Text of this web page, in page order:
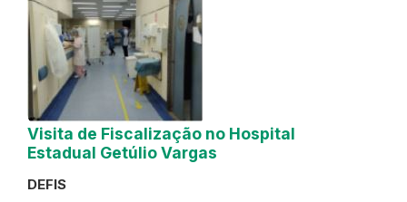
Visita de Fiscalização no Hospital
Estadual Getúlio Vargas
DEFIS